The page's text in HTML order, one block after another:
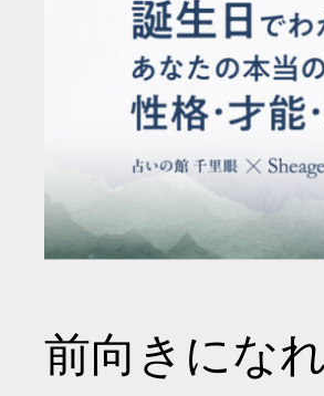
前向きにな